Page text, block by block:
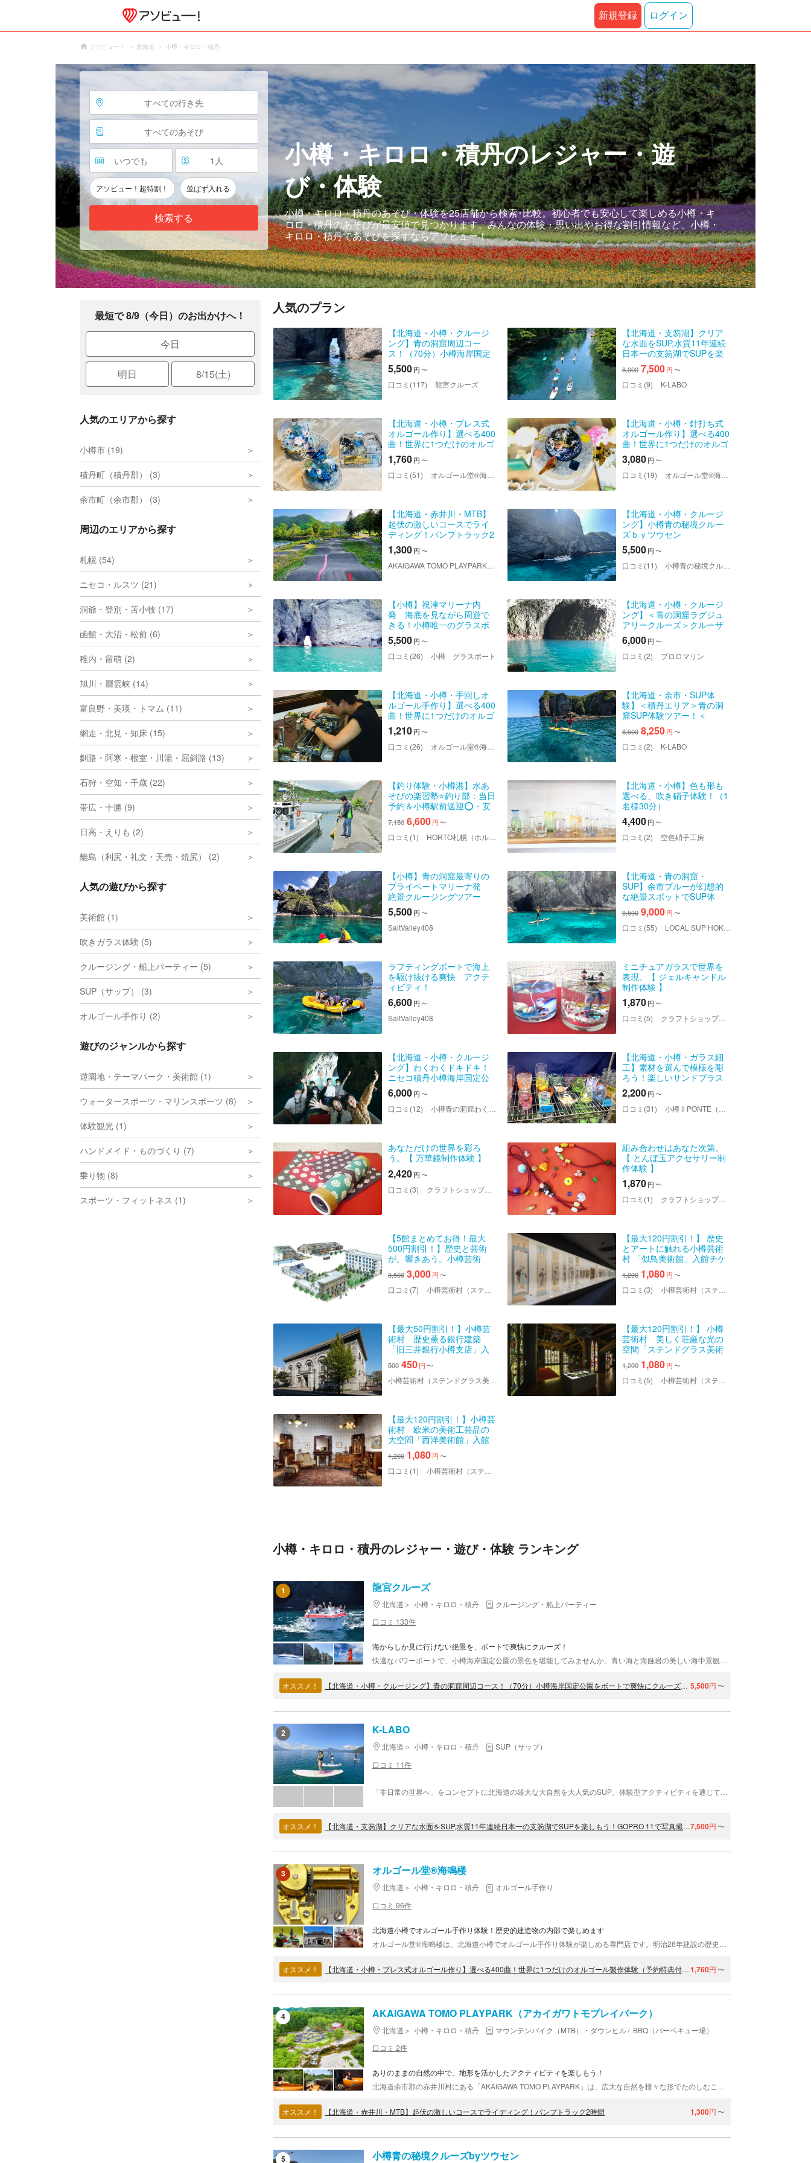
新規登録 ログイン
アソビュー！ 北海道 小樽・キロロ・積丹
すべての行き先
すべてのあそび
いつでも 1 人
アソビュー！超特割！ 並ばず入れる
検索する
小樽・キロロ・積丹のレジャー・遊
び・体験
小樽・キロロ・積丹のあそび・体験を25店舗から検索･比較。初心者でも安心して楽しめる小樽・キ
ロロ・積丹のあそびが最安値で見つかります。みんなの体験・思い出やお得な割引情報など、小樽・
キロロ・積丹であそびを探すならアソビュー！
最短で 8/9（今日）のお出かけへ！
今日
明日 8/15(土)
人気のエリアから探す
小樽市 (19)
積丹町（積丹郡） (3)
余市町（余市郡） (3)
周辺のエリアから探す
札幌 (54)
ニセコ・ルスツ (21)
洞爺・登別・苫小牧 (17)
函館・大沼・松前 (6)
稚内・留萌 (2)
旭川・層雲峡 (14)
富良野・美瑛・トマム (11)
網走・北見・知床 (15)
釧路・阿寒・根室・川湯・屈斜路 (13)
石狩・空知・千歳 (22)
帯広・十勝 (9)
日高・えりも (2)
離島（利尻・礼文・天売・焼尻） (2)
人気の遊びから探す
美術館 (1)
吹きガラス体験 (5)
クルージング・船上パーティー (5)
SUP（サップ） (3)
オルゴール手作り (2)
遊びのジャンルから探す
遊園地・テーマパーク・美術館 (1)
ウォータースポーツ・マリンスポーツ (8)
体験観光 (1)
ハンドメイド・ものづくり (7)
乗り物 (8)
スポーツ・フィットネス (1)
人気のプラン
【北海道・小樽・クルージ
ング】青の洞窟周辺コー
ス！（70分）小樽海岸国定
公園をボートで爽快にクル
ーズ！＜龍宮クルーズ＞
5,500円 〜
口コミ(117) 龍宮クルーズ
【北海道・支笏湖】クリア
な水面をSUP,水質11年連続
日本一の支笏湖でSUPを楽
しもう！GOPRO 11で写真
撮影＆写真プレゼント付き♪
8,000 7,500円 〜
口コミ(9) K-LABO
【北海道・小樽・プレス式
オルゴール作り】選べる400
曲！世界に1つだけのオルゴ
ール製作体験（予約特典付
き）
1,760円 〜
口コミ(51) オルゴール堂®海鳴楼
【北海道・小樽・針打ち式
オルゴール作り】選べる400
曲！世界に1つだけのオルゴ
ール製作体験（予約特典付
き）
3,080円 〜
口コミ(19) オルゴール堂®海鳴楼
【北海道・赤井川・MTB】
起伏の激しいコースでライ
ディング！パンプトラック2
時間
1,300円 〜
【北海道・小樽・クルージ
ング】小樽青の秘境クルー
ズｂｙツウセン
5,500円 〜
口コミ(11) 小樽青の秘境クルーズbyツウセン
【小樽】祝津マリーナ内
発 海底を見ながら周遊で
きる！小樽唯一のグラスボ
ートで行く60分の秘境クル
ーズ探検ツアー！屋根やサ
イドシート付！小さなお子
5,500円 〜
口コミ(26) 小樽 グラスボート
【北海道・小樽・クルージ
ング】＜青の洞窟ラグジュ
アリークルーズ＞クルーザ
ーで行くちょっとリッチな
クルージングを！
6,000円 〜
口コミ(2) プロロマリン
【北海道・小樽・手回しオ
ルゴール手作り】選べる400
曲！世界に1つだけのオルゴ
ール製作体験（予約特典付
き）
1,210円 〜
口コミ(26) オルゴール堂®海鳴楼
【北海道・余市・SUP体
験】＜積丹エリア＞青の洞
窟SUP体験ツアー！＜
GOPRO11で撮影した写真プ
レゼント！＞
8,500 8,250円 〜
口コミ(2) K-LABO
【釣り体験・小樽港】水あ
そびの楽習塾⭐️釣り部：当日
予約＆小樽駅前送迎⭕️・安
心のガイド同伴・手ぶらで
⛴️小樽港の周辺で海釣り体
験
7,150 6,600円 〜
口コミ(1) HORTO札幌（ホルトサッポロ）
【北海道・小樽】色も形も
選べる、吹き硝子体験！（1
名様30分）
4,400円 〜
口コミ(2) 空色硝子工房
【小樽】青の洞窟最寄りの
プライベートマリーナ発
絶景クルージングツアー
5,500円 〜
SaltValley408
【北海道・青の洞窟・
SUP】余市ブルーが幻想的
な絶景スポットでSUP体
験！写真データー・シュノ
ーケルレンタル無料！女子
旅・カップルファミリーに
9,500 9,000円 〜
口コミ(55) LOCAL SUP HOKKAIDO（ローカルサップホッカイドウ）
ラフティングボートで海上
を駆け抜ける爽快 アクテ
ィビティ！
6,600円 〜
SaltValley408
ミニチュアガラスで世界を
表現。【 ジェルキャンドル
制作体験 】
1,870円 〜
口コミ(5) クラフトショップれん
【北海道・小樽・クルージ
ング】わくわくドキドキ！
ニセコ積丹小樽海岸国定公
園クルーズ
6,000円 〜
口コミ(12) 小樽青の洞窟わくわくクルージング
【北海道・小樽・ガラス細
工】素材を選んで模様を彫
ろう！楽しいサンドブラス
ト体験
2,200円 〜
口コミ(31) 小樽 il PONTE（イルポンテ）
あなただけの世界を彩ろ
う。【 万華鏡制作体験 】
2,420円 〜
口コミ(3) クラフトショップれん
組み合わせはあなた次第。
【 とんぼ玉アクセサリー制
作体験 】
1,870円 〜
口コミ(1) クラフトショップれん
【5館まとめてお得！最大
500円割引！】歴史と芸術
が。響きあう。小樽芸術
村 ５館共通券
3,500 3,000円 〜
口コミ(7) 小樽芸術村（ステンドグラス美術館・旧三井銀行小樽支店・似鳥美術館・西洋美術館・浮世絵美術館）
【最大120円割引！】 歴史
とアートに触れる小樽芸術
村 「似鳥美術館」入館チケ
1,200 1,080円 〜
口コミ(3) 小樽芸術村（ステンドグラス美術館・旧三井銀行小樽支店・似鳥美術館・西洋美術館・浮世絵美術館）
【最大50円割引！】小樽芸
術村 歴史薫る銀行建築
「旧三井銀行小樽支店」入
館チケット
500 450円 〜
【最大120円割引！】 小樽
芸術村 美しく荘厳な光の
空間「ステンドグラス美術
館」入館チケット
1,200 1,080円 〜
口コミ(5) 小樽芸術村（ステンドグラス美術館・旧三井銀行小樽支店・似鳥美術館・西洋美術館・浮世絵美術館）
【最大120円割引！】小樽芸
術村 欧米の美術工芸品の
大空間「西洋美術館」入館
チケット
1,200 1,080円 〜
口コミ(1) 小樽芸術村（ステンドグラス美術館・旧三井銀行小樽支店・似鳥美術館・西洋美術館・浮世絵美術館）
小樽・キロロ・積丹のレジャー・遊び・体験 ランキング
1 龍宮クルーズ
北海道 小樽・キロロ・積丹
クルージング・船上パーティー
口コミ 133件
海からしか見に行けない絶景を、ボートで爽快にクルーズ！
オススメ！ 【北海道・小樽・クルージング】青の洞窟周辺コース！（70分）小樽海岸国定公園をボートで爽快にクルーズ！＜龍宮クルーズ＞ 5,500円 〜
2 K-LABO
北海道 小樽・キロロ・積丹
SUP（サップ）
口コミ 11件
オススメ！ 【北海道・支笏湖】クリアな水面をSUP,水質11年連続日本一の支笏湖でSUPを楽しもう！GOPRO 11で写真撮影＆写真プレゼント付き♪7,500円 〜
3 オルゴール堂®海鳴楼
北海道 小樽・キロロ・積丹
オルゴール手作り
口コミ 96件
北海道小樽でオルゴール手作り体験！歴史的建造物の内部で楽しめます
オススメ！ 【北海道・小樽・プレス式オルゴール作り】選べる400曲！世界に1つだけのオルゴール製作体験（予約特典付き）1,760円 〜
4 AKAIGAWA TOMO PLAYPARK（アカイガワトモプレイパーク）
北海道 小樽・キロロ・積丹 マウンテンバイク（MTB）・ダウンヒル
BBQ（バーベキュー場）
口コミ 2件
ありのままの自然の中で、地形を活かしたアクティビティを楽しもう！
オススメ！ 【北海道・赤井川・MTB】起伏の激しいコースでライディング！パンプトラック2時間 1,300円 〜
5 小樽青の秘境クルーズbyツウセン